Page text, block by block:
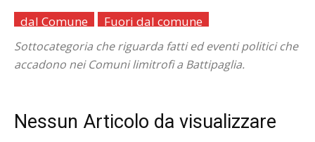
dal Comune Fuori dal comune
Sottocategoria che riguarda fatti ed eventi politici che
accadono nei Comuni limitrofi a Battipaglia.
Nessun Articolo da visualizzare